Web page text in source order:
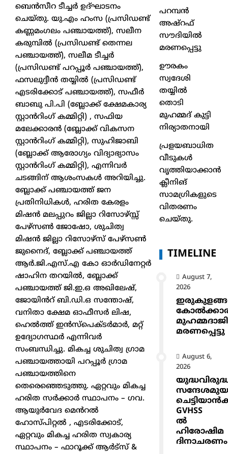
ബെൻസീറ ടീച്ചർ ഉദ്ഘാടനം
ചെയ്തു. യു.എം ഹംസ (പ്രസിഡണ്ട്
കണ്ണമംഗലം പഞ്ചായത്ത്), സലീന
കരുമ്പിൽ (പ്രസിഡണ്ട് തെന്നല
പഞ്ചായത്ത്), സലീമ ടീച്ചർ
(പ്രസിഡണ്ട് പറപ്പൂർ പഞ്ചായത്ത്),
ഫസലുദ്ദീൻ തയ്യിൽ (പ്രസിഡണ്ട്
എടരിക്കോട് പഞ്ചായത്ത്), സഫീർ
ബാബു പി.പി (ബ്ലോക്ക് ക്ഷേമകാര്യ
സ്റ്റാൻറിംഗ് കമ്മിറ്റി) , സഫിയ
മലേക്കാരൻ (ബ്ലോക്ക് വികസന
സ്റ്റാൻറിംഗ് കമ്മിറ്റി), സുഹിജാബി
(ബ്ലോക്ക് ആരോഗ്യം വിദ്യാഭ്യാസം
സ്റ്റാൻറിംഗ് കമ്മിറ്റി), എന്നിവർ
ചടങ്ങിന് ആശംസകൾ അറിയിച്ചു.
ബ്ലോക്ക് പഞ്ചായത്ത് ജന
പ്രതിനിധികൾ, ഹരിത കേരളം
മിഷൻ മലപ്പുറം ജില്ലാ റിസോഴ്സ്സ്
പേഴ്സൺ ജോഷോ, ശുചിത്വ
മിഷൻ ജില്ലാ റിസോഴ്സ് പേഴ്സൺ
ജുനൈദ്, ബ്ലോക്ക് പഞ്ചായത്ത്
ആർ.ജി.എസ്.എ കോ ഓർഡിനേറ്റർ
ഷാഹിന തറയിൽ, ബ്ലോക്ക്
പഞ്ചായത്ത് ജി.ഇ.ഒ അഖിലേഷ്,
ജോയിൻറ് ബി.ഡി.ഒ സന്തോഷ്,
വനിതാ ക്ഷേമ ഓഫീസർ ലിഷ,
ഹെൽത്ത് ഇൻസ്പെക്ടർമാർ, മറ്റ്
ഉദ്യോഗസ്ഥർ എന്നിവർ
സംബന്ധിച്ചു. മികച്ച ശുചിത്വ ഗ്രാമ
പഞ്ചായത്തായി പറപ്പൂർ ഗ്രാമ
പഞ്ചായത്തിനെ
തെരെഞ്ഞെടുത്തു. ഏറ്റവും മികച്ച
ഹരിത സർക്കാർ സ്ഥാപനം – ഗവ.
ആയുർവേദ മെൻറൽ
ഹോസ്പിറ്റൽ , എടരിക്കോട്,
ഏറ്റവും മികച്ച ഹരിത സ്വകാര്യ
സ്ഥാപനം – ഫാറൂക്ക് ആർട്സ് &
പറമ്പൻ
അഷ്‌റഫ്
സൗദിയിൽ
മരണപ്പെട്ടു
ഊരകം
സ്വദേശി
തയ്യിൽ
തൊടി
മുഹമ്മദ് കുട്ടി
നിര്യാതനായി
പ്രളയബാധിത
വീടുകൾ
വൃത്തിയാക്കാൻ
ക്ലീനിങ്
സാമഗ്രികളുടെ
വിതരണം
ചെയ്തു.
TIMELINE
August 7,
2026
മുഹമ്മദാജി
മരണപ്പെട്ടു
August 6,
2026
GVHSS
ൽ
ഹിരോഷിമ
ദിനാചരണം